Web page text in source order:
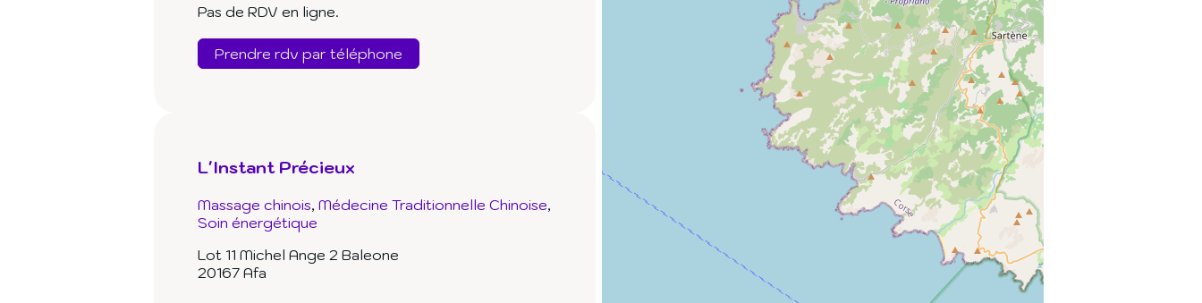
Pas de RDV en ligne.
Prendre rdv par téléphone
L'Instant Précieux
Massage chinois Médecine Traditionnelle Chinoise
Soin énergétique
Lot 11 Michel Ange 2 Baleone
20167 Afa